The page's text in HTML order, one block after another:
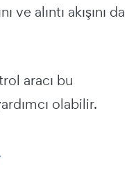
ve alıntı akışını da
aracı bu
olabilir.